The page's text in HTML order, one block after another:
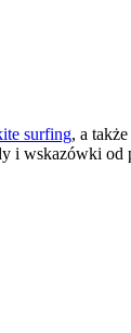
surfing, a
i wskazówki od